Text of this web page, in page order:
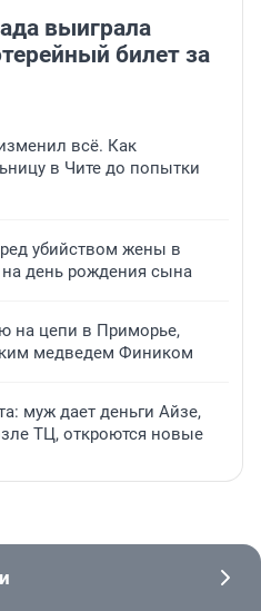
выиграла
билет за
всё. Как
в Чите до попытки
убийством жены в
на день рождения сына
на цепи в Приморье,
медведем Фиником
муж дает деньги Айзе,
ТЦ, откроются новые